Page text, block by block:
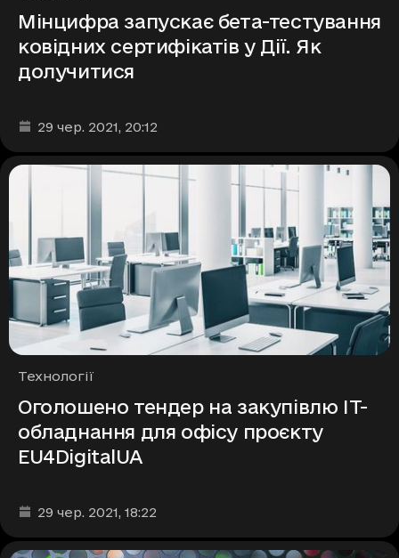
Мінцифра запускає бета-тестування
ковідних сертифікатів у Дії. Як
долучитися
Дата та час публікації
29 чер. 2021, 20:12
Рубрики
Технології
Оголошено тендер на закупівлю ІТ-
обладнання для офісу проєкту
EU4DigitalUA
Дата та час публікації
29 чер. 2021, 18:22